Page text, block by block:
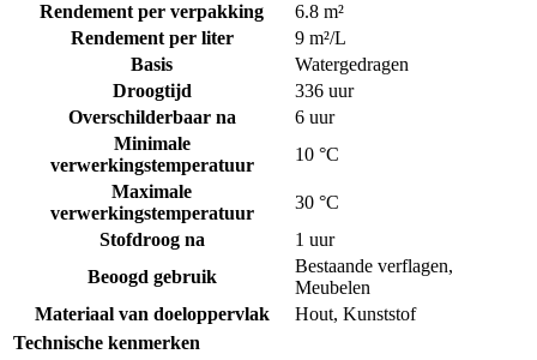
Rendement per verpakking
6.8 m²
Rendement per liter
9 m²/L
Basis
Watergedragen
Droogtijd
336 uur
Overschilderbaar na
6 uur
Minimale
verwerkingstemperatuur
10 °C
Maximale
verwerkingstemperatuur
30 °C
Stofdroog na
1 uur
Beoogd gebruik
Bestaande verflagen,
Meubelen
Materiaal van doeloppervlak
Hout, Kunststof
Technische kenmerken